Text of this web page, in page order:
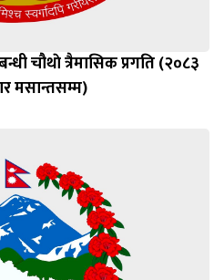
चौथाे त्रैमासिक प्रगति (२०८३
मसान्तसम्म)